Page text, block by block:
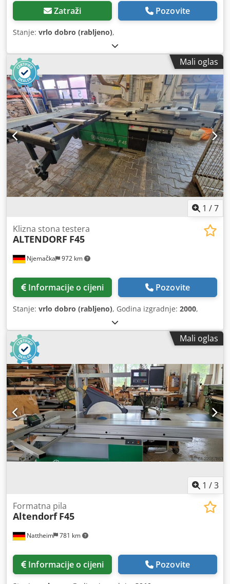
Zatraži Pozovite
Stanje: vrlo dobro (rabljeno),
Mali oglas
1 /7
Njemačka 972 km
Klizna stona testera
ALTENDORF F45
Informacije o cijeni Pozovite
Stanje: vrlo dobro (rabljeno), Godina izgradnje: 2000,
Mali oglas
1 /3
Nattheim 781 km
Formatna pila
Altendorf F45
Informacije o cijeni Pozovite